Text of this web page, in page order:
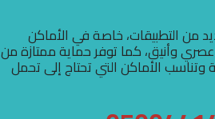
من التطبيقات، خاصة في الأماكن
عصري وأنيق، كما توفر حماية ممتازة من
الأماكن التي تحتاج إلى تحمل